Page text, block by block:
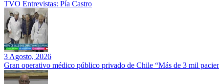
TVO Entrevistas: Pía Castro
3 Agosto, 2026
Gran operativo médico público privado de Chile “Más de 3 mil